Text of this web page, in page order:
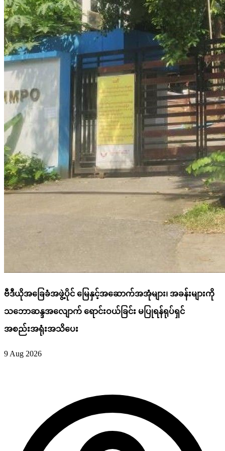
ဗီဒီယိုအခြေခံအဖွဲ့ပိုင် မြေနှင့်အဆောက်အအုံများ၊ အခန်းများကို
သဘောဆန္ဒအလျောက် ရောင်းဝယ်ခြင်း မပြုရန်ရုပ်ရှင်
အစည်းအရုံးအသိပေး
9 Aug 2026